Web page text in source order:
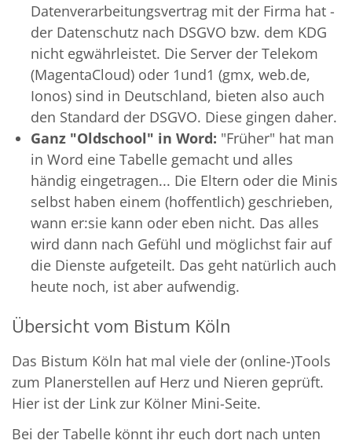
Datenverarbeitungsvertrag mit der Firma hat -
der Datenschutz nach DSGVO bzw. dem KDG
nicht egwährleistet. Die Server der Telekom
(MagentaCloud) oder 1und1 (gmx, web.de,
Ionos) sind in Deutschland, bieten also auch
den Standard der DSGVO. Diese gingen daher.
Ganz "Oldschool" in Word: "Früher" hat man
in Word eine Tabelle gemacht und alles
händig eingetragen... Die Eltern oder die Minis
selbst haben einem (hoffentlich) geschrieben,
wann er:sie kann oder eben nicht. Das alles
wird dann nach Gefühl und möglichst fair auf
die Dienste aufgeteilt. Das geht natürlich auch
heute noch, ist aber aufwendig.
Übersicht vom Bistum Köln
Das Bistum Köln hat mal viele der (online-)Tools
zum Planerstellen auf Herz und Nieren geprüft.
Hier ist der Link zur Kölner Mini-Seite.
Bei der Tabelle könnt ihr euch dort nach unten